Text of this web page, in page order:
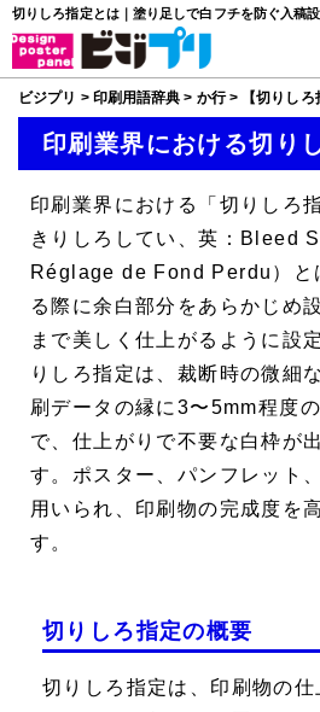
切りしろ指定とは｜塗り足しで白フチを防ぐ入稿
ビジプリ > 印刷用語辞典 > か行> 【切りしろ
印刷業界における切り
印刷業界における「 切りしろ
きりしろしてい、英：Bleed
Réglage de Fond Perdu）と
る際に余白部分をあらかじめ
まで美しく仕上がるように設
りしろ指定は、裁断時の微細
刷データの縁に3〜5mm程度
で、仕上がりで不要な白枠が
す。ポスター、パンフレット
用いられ、印刷物の完成度を
す。
切りしろ指定の概要
切りしろ指定は、印刷物の